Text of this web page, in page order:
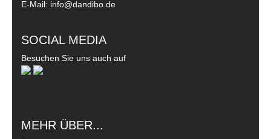
E-Mail: info@dandibo.de
SOCIAL MEDIA
Besuchen Sie uns auch auf
MEHR ÜBER...